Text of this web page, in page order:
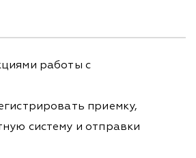
работы с
приемку,
систему и отправки